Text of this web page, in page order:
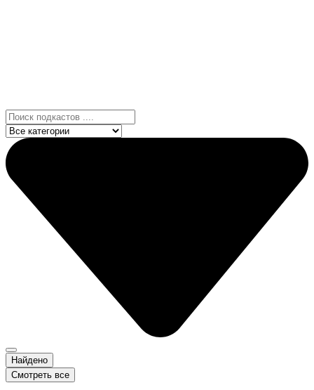
Найдено
Смотреть все